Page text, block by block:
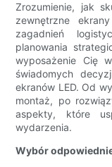
Zrozumienie, jak
zewnętrzne
zagadnień
planowania
wyposażenie Cię
świadomych
ekranów LED. Od
montaż, po
aspekty, które
wydarzenia.
Wybór